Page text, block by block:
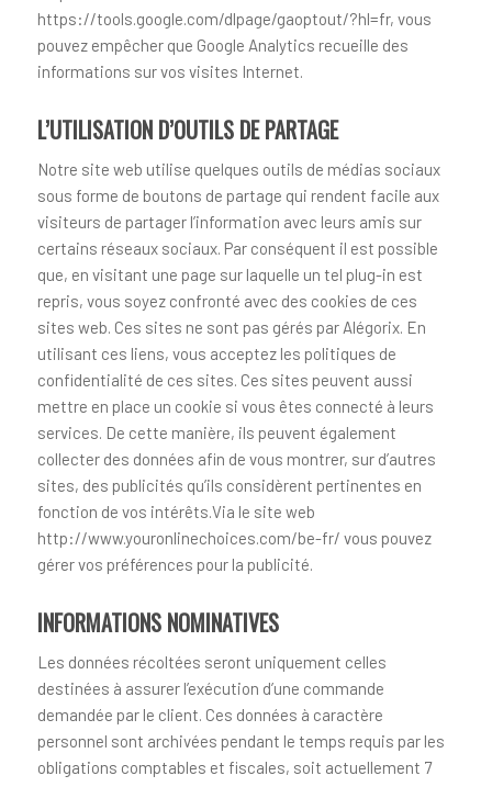
https://tools.google.com/dlpage/gaoptout/?hl=fr, vous
pouvez empêcher que Google Analytics recueille des
informations sur vos visites Internet.
L’UTILISATION D’OUTILS DE PARTAGE
Notre site web utilise quelques outils de médias sociaux
sous forme de boutons de partage qui rendent facile aux
visiteurs de partager l’information avec leurs amis sur
certains réseaux sociaux. Par conséquent il est possible
que, en visitant une page sur laquelle un tel plug-in est
repris, vous soyez confronté avec des cookies de ces
sites web. Ces sites ne sont pas gérés par Alégorix. En
utilisant ces liens, vous acceptez les politiques de
confidentialité de ces sites. Ces sites peuvent aussi
mettre en place un cookie si vous êtes connecté à leurs
services. De cette manière, ils peuvent également
collecter des données afin de vous montrer, sur d’autres
sites, des publicités qu’ils considèrent pertinentes en
fonction de vos intérêts.Via le site web
http://www.youronlinechoices.com/be-fr/ vous pouvez
gérer vos préférences pour la publicité.
INFORMATIONS NOMINATIVES
Les données récoltées seront uniquement celles
destinées à assurer l’exécution d’une commande
demandée par le client. Ces données à caractère
personnel sont archivées pendant le temps requis par les
obligations comptables et fiscales, soit actuellement 7